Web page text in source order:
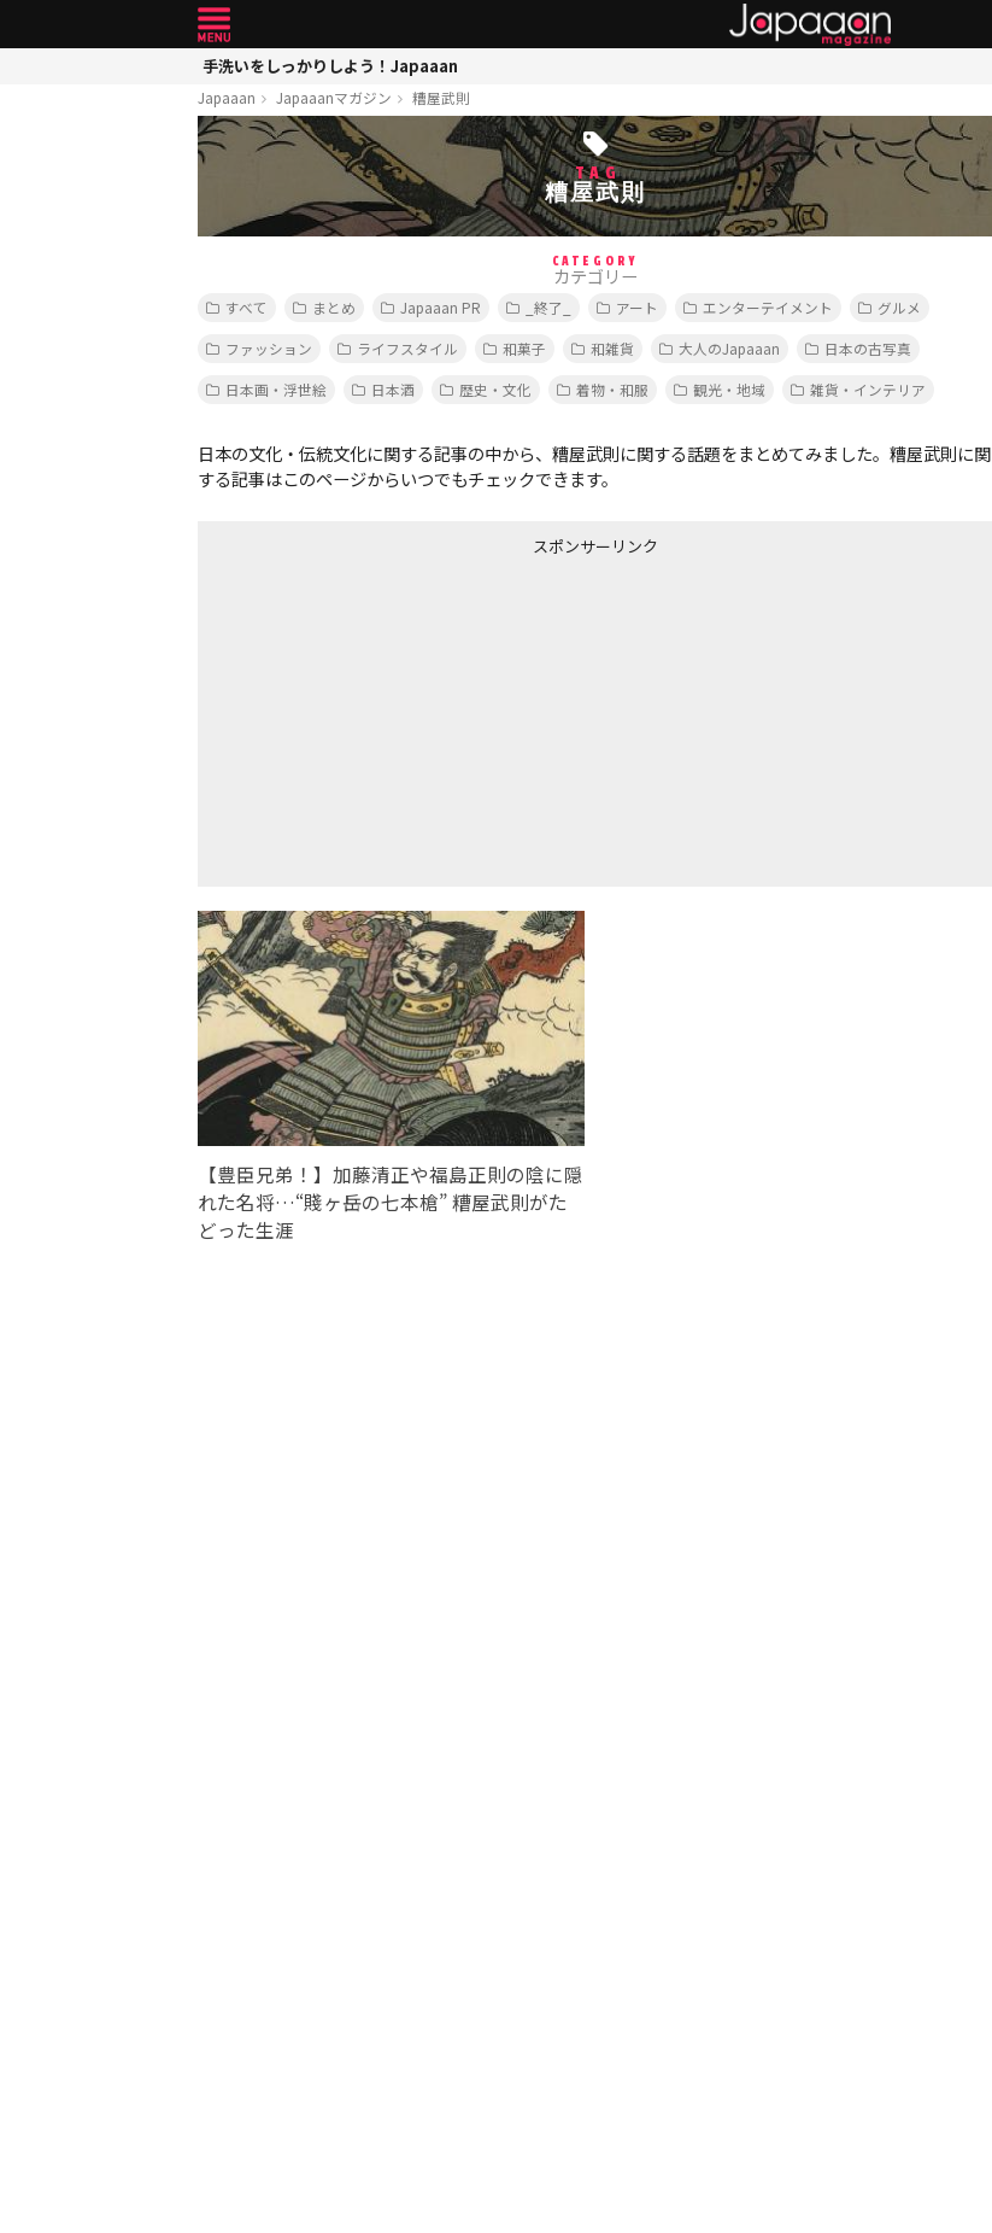
手洗いをしっかりしよう！Japaaan
Japaaan Japaaanマガジン 糟屋武則
TAG
糟屋武則
CATEGORY
カテゴリー
すべて まとめ Japaaan PR _終了_ アート エンターテイメント
グルメ
ファッション
ライフスタイル 和菓子 和雑貨 大人のJapaaan
日本の古写真
日本画・浮世絵
日本酒 歴史・文化 着物・和服 観光・地域 雑貨・インテリア
日本の文化・伝統文化に関する記事の中から、糟屋武則に関する話題をまとめてみました。糟屋武則に関
する記事はこのページからいつでもチェックできます。
スポンサーリンク
【豊臣兄弟！】加藤清正や福島正則の陰に隠
れた名将…“賤ヶ岳の七本槍” 糟屋武則がた
どった生涯